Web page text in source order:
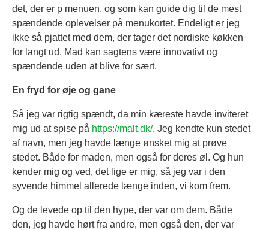
det, der er p menuen, og som kan guide dig til de mest
spændende oplevelser på menukortet. Endeligt er jeg
ikke så pjattet med dem, der tager det nordiske køkken
for langt ud. Mad kan sagtens være innovativt og
spændende uden at blive for sært.
En fryd for øje og gane
Så jeg var rigtig spændt, da min kæreste havde inviteret
mig ud at spise på https://malt.dk/. Jeg kendte kun stedet
af navn, men jeg havde længe ønsket mig at prøve
stedet. Både for maden, men også for deres øl. Og hun
kender mig og ved, det lige er mig, så jeg var i den
syvende himmel allerede længe inden, vi kom frem.
Og de levede op til den hype, der var om dem. Både
den, jeg havde hørt fra andre, men også den, der var